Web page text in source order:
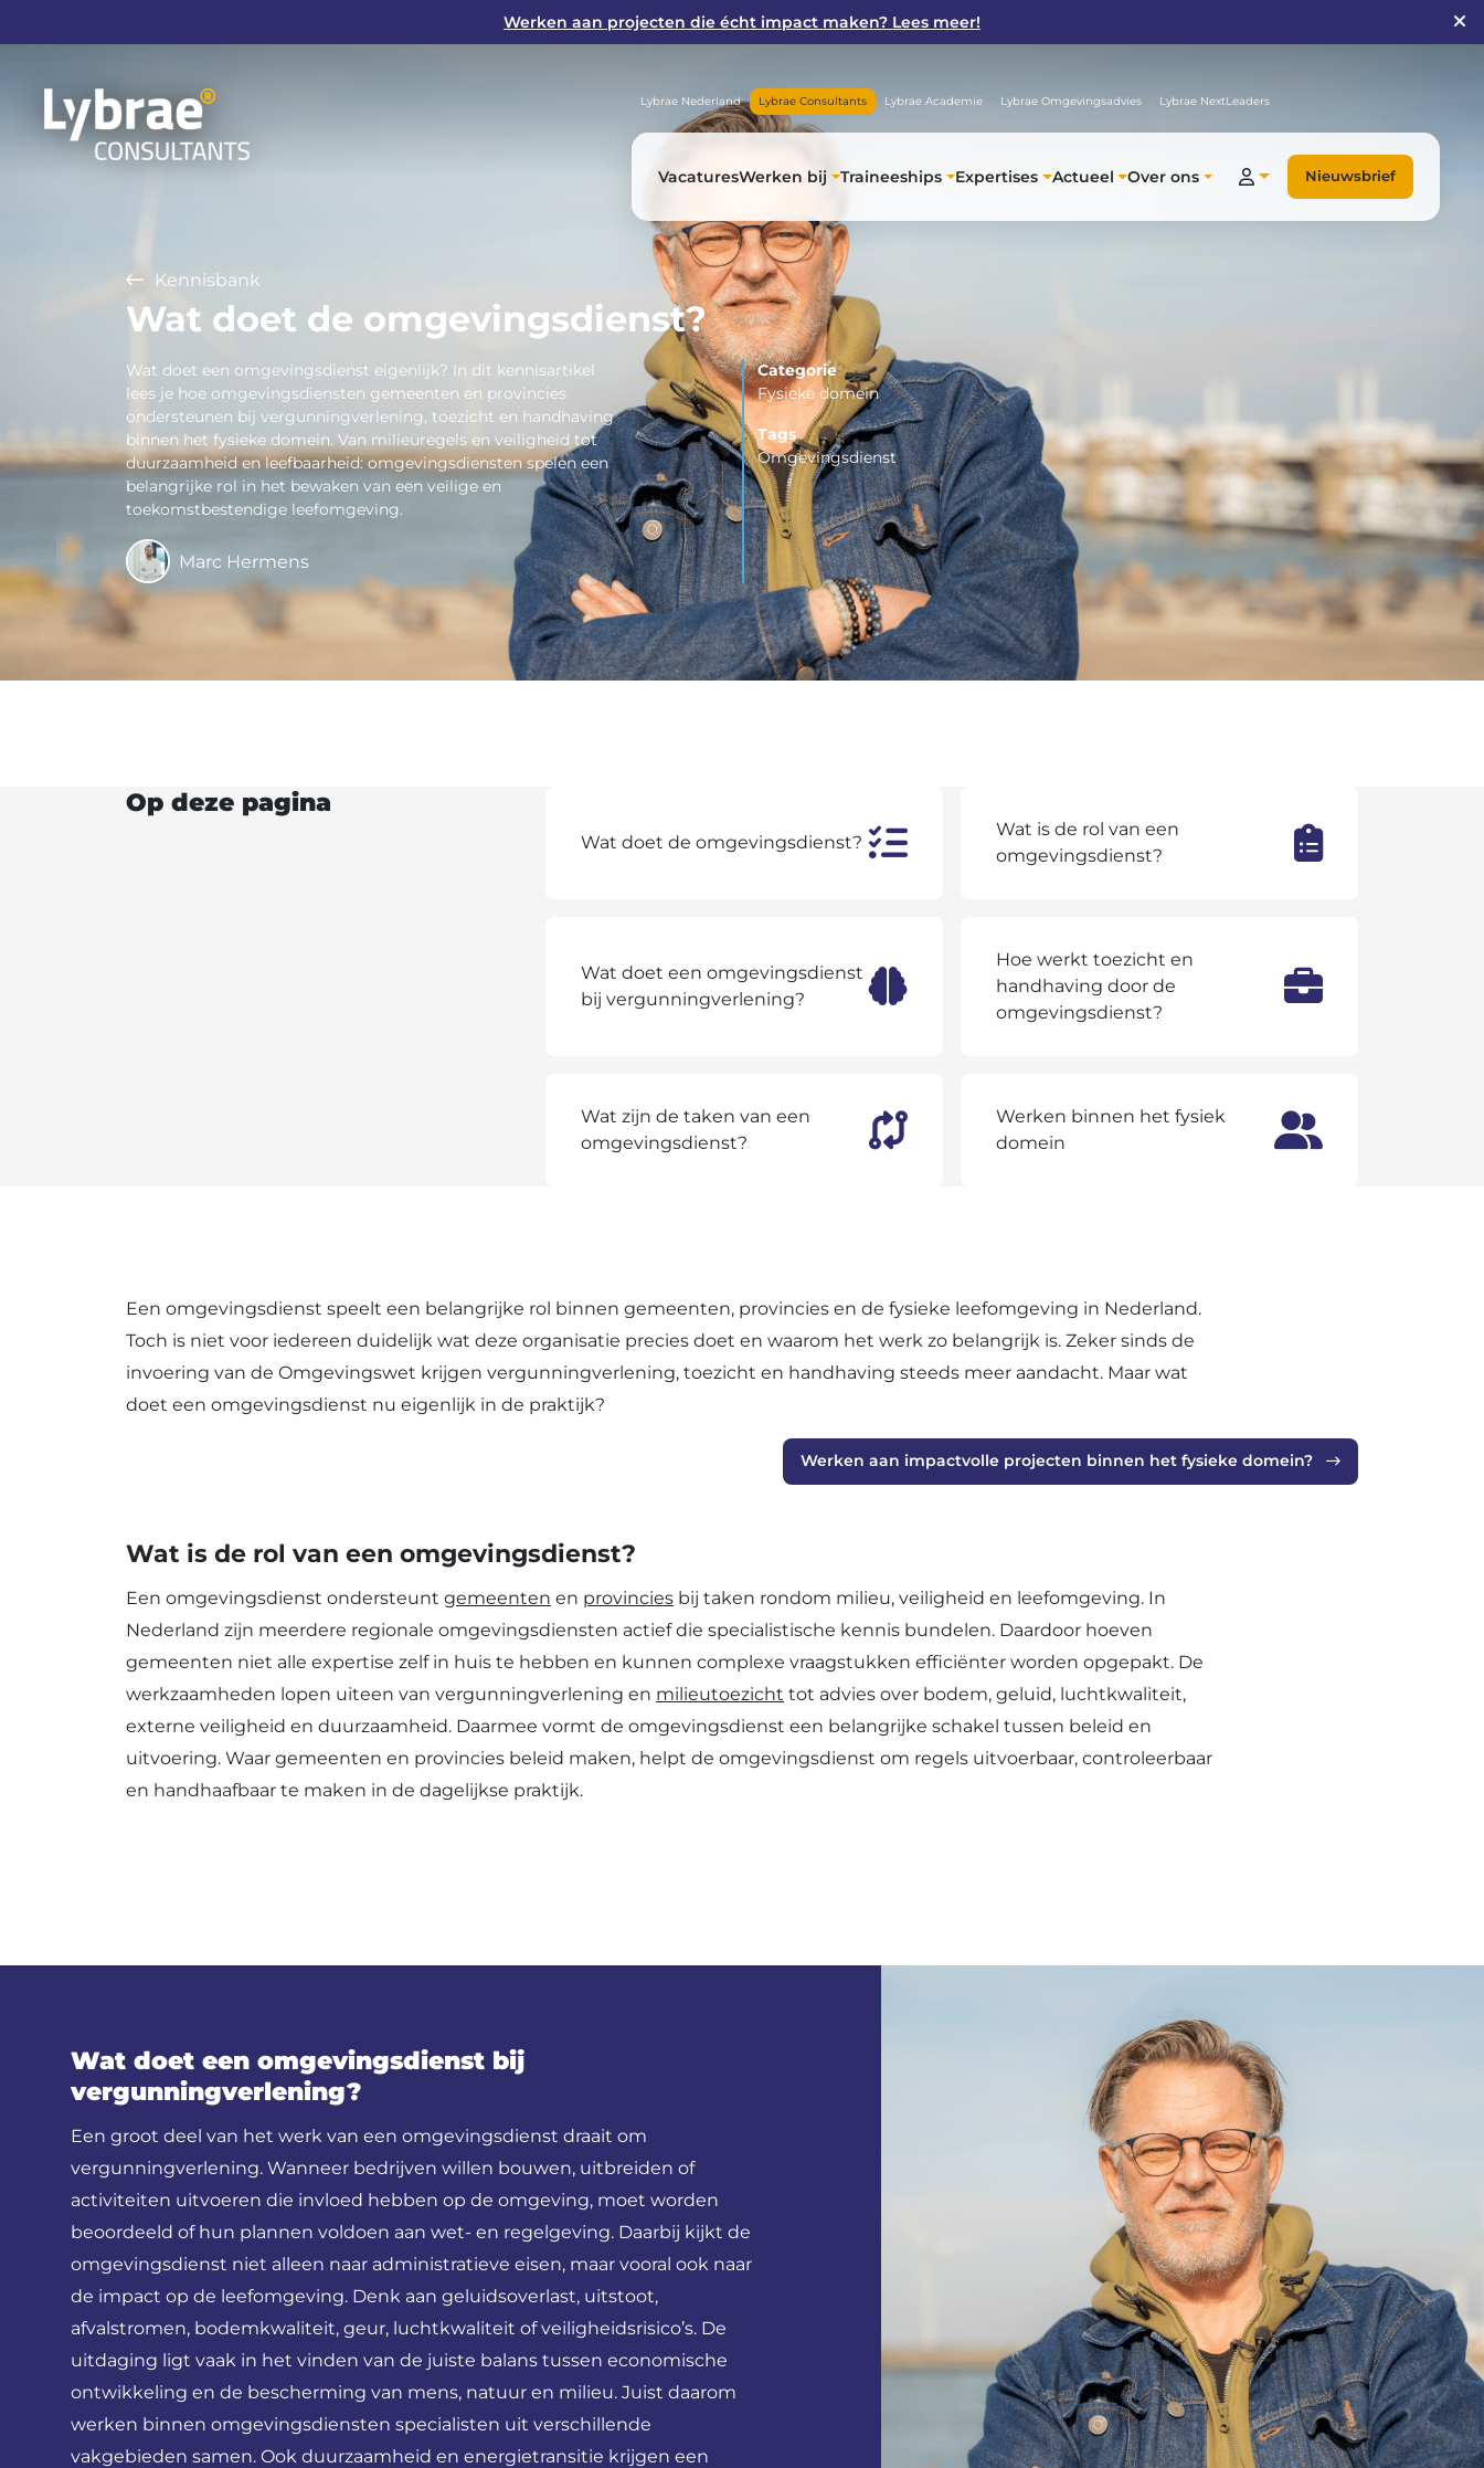
Werken aan projecten die écht impact maken? Lees meer!
Lybrae Nederland Lybrae Consultants Lybrae Academie Lybrae Omgevingsadvies Lybrae NextLeaders
VacaturesWerken bij Traineeships Expertises Actueel Over ons Nieuwsbrief
Kennisbank
Wat doet de omgevingsdienst?
Wat doet een omgevingsdienst eigenlijk? In dit kennisartikel
lees je hoe omgevingsdiensten gemeenten en provincies
ondersteunen bij vergunningverlening, toezicht en handhaving
binnen het fysieke domein. Van milieuregels en veiligheid tot
duurzaamheid en leefbaarheid: omgevingsdiensten spelen een
belangrijke rol in het bewaken van een veilige en
toekomstbestendige leefomgeving.
Marc Hermens
Categorie
Fysieke domein
Tags
Omgevingsdienst
Op deze pagina
Wat doet de omgevingsdienst?
Wat is de rol van een
omgevingsdienst?
Wat doet een omgevingsdienst
bij vergunningverlening?
Hoe werkt toezicht en
handhaving door de
omgevingsdienst?
Wat zijn de taken van een
omgevingsdienst?
Werken binnen het fysiek
domein
Een omgevingsdienst speelt een belangrijke rol binnen gemeenten, provincies en de fysieke leefomgeving in Nederland.
Toch is niet voor iedereen duidelijk wat deze organisatie precies doet en waarom het werk zo belangrijk is. Zeker sinds de
invoering van de Omgevingswet krijgen vergunningverlening, toezicht en handhaving steeds meer aandacht. Maar wat
doet een omgevingsdienst nu eigenlijk in de praktijk?
Werken aan impactvolle projecten binnen het fysieke domein?
Wat is de rol van een omgevingsdienst?
Een omgevingsdienst ondersteunt gemeenten en provincies bij taken rondom milieu, veiligheid en leefomgeving. In
Nederland zijn meerdere regionale omgevingsdiensten actief die specialistische kennis bundelen. Daardoor hoeven
gemeenten niet alle expertise zelf in huis te hebben en kunnen complexe vraagstukken efficiënter worden opgepakt. De
werkzaamheden lopen uiteen van vergunningverlening en milieutoezicht tot advies over bodem, geluid, luchtkwaliteit,
externe veiligheid en duurzaamheid. Daarmee vormt de omgevingsdienst een belangrijke schakel tussen beleid en
uitvoering. Waar gemeenten en provincies beleid maken, helpt de omgevingsdienst om regels uitvoerbaar, controleerbaar
en handhaafbaar te maken in de dagelijkse praktijk.
Wat doet een omgevingsdienst bij
vergunningverlening?
Een groot deel van het werk van een omgevingsdienst draait om
vergunningverlening. Wanneer bedrijven willen bouwen, uitbreiden of
activiteiten uitvoeren die invloed hebben op de omgeving, moet worden
beoordeeld of hun plannen voldoen aan wet- en regelgeving. Daarbij kijkt de
omgevingsdienst niet alleen naar administratieve eisen, maar vooral ook naar
de impact op de leefomgeving. Denk aan geluidsoverlast, uitstoot,
afvalstromen, bodemkwaliteit, geur, luchtkwaliteit of veiligheidsrisico’s. De
uitdaging ligt vaak in het vinden van de juiste balans tussen economische
ontwikkeling en de bescherming van mens, natuur en milieu. Juist daarom
werken binnen omgevingsdiensten specialisten uit verschillende
vakgebieden samen. Ook duurzaamheid en energietransitie krijgen een